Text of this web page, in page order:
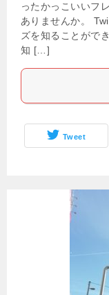
ったかっこいいフ
ありませんか。
ズを知ることがで
知 […]
Tweet